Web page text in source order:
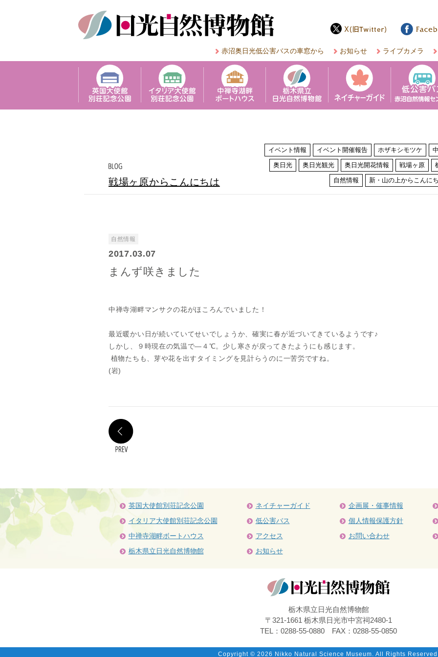
赤沼奥日光低公害バスの車窓から お知らせ ライブカメラ
戦場ヶ原からこんにちは
イベント情報 イベント開催報告 ホザキシモツケ
奥日光 奥日光観光 奥日光開花情報 戦場ヶ原
自然情報 新・山の上からこんに
自然情報
2017.03.07
まんず咲きました
中禅寺湖畔マンサクの花がほころんでいました！
最近暖かい日が続いていてせいでしょうか、確実に春が近づいてきているようです♪
しかし、９時現在の気温で―４℃。少し寒さが戻ってきたようにも感じます。
植物たちも、芽や花を出すタイミングを見計らうのに一苦労ですね。
(岩)
英国大使館別荘記念公園
イタリア大使館別荘記念公園
中禅寺湖畔ボートハウス
栃木県立日光自然博物館
ネイチャーガイド
低公害バス
アクセス
お知らせ
企画展・催事情報
個人情報保護方針
お問い合わせ
栃木県立日光自然博物館
〒321-1661 栃木県日光市中宮祠2480-1
TEL：0288-55-0880 FAX：0288-55-0850
Copyright © 2026 Nikko Natural Science Museum. All Rights